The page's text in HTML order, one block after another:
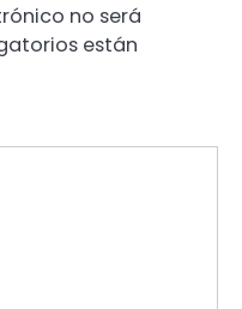
no será
están